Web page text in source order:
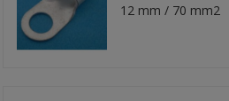
12 mm / 70 mm2